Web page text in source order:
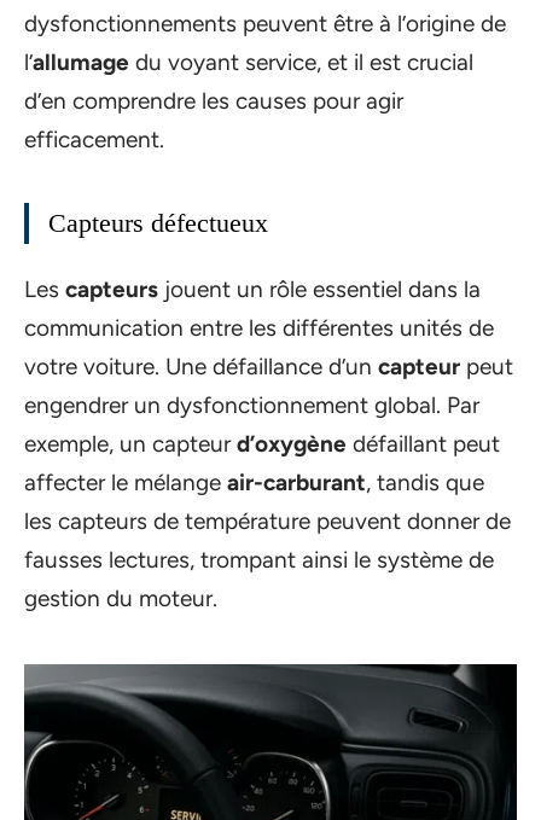
dysfonctionnements peuvent être à l’origine de
l’allumage du voyant service, et il est crucial
d’en comprendre les causes pour agir
efficacement.
Capteurs défectueux
Les capteurs jouent un rôle essentiel dans la
communication entre les différentes unités de
votre voiture. Une défaillance d’un capteur peut
engendrer un dysfonctionnement global. Par
exemple, un capteurd’oxygène défaillant peut
affecter le mélange air-carburant, tandis que
les capteurs de température peuvent donner de
fausses lectures, trompant ainsi le système de
gestion du moteur.